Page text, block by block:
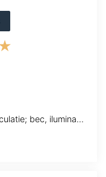
Tip produs: bec, iluminare numar circulatie; bec, iluminare portbagaj; bec, lampa frana; bec, lampa mers inapoi; bec, lampa spate; bec, lumina citire; bec, lumina torpedou; bec, lumini interioare; bec, lumină urcare; bec, semnalizator; bec,lumini de stationare